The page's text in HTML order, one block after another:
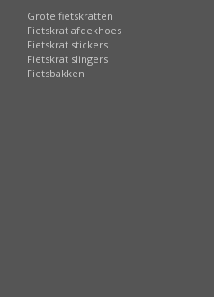
Grote fietskratten
Fietskrat afdekhoes
Fietskrat stickers
Fietskrat slingers
Fietsbakken